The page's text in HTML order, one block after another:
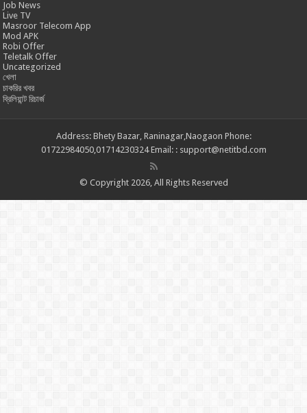
Job News
Live TV
Masroor Telecom App
Mod APK
Robi Offer
Teletalk Offer
Uncategorized
খেলা
চাকরির খবর
ব্রিলিয়ান্ট রিচার্জ
Address: Bhety Bazar, Raninagar,Naogaon Phone:
01722984050,01714230324 Email: : support@netitbd.com
© Copyright 2026, All Rights Reserved